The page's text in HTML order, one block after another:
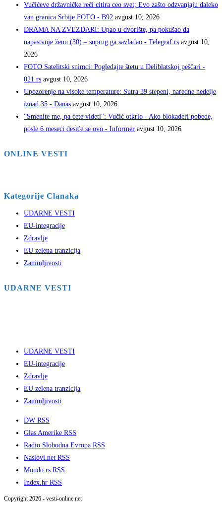
Vučićeve državničke reči citira ceo svet; Evo zašto odzvanjaju daleko
van granica Srbije FOTO - B92 avgust 10, 2026
DRAMA NA ZVEZDARI: Upao u dvorište, pa pokušao da
napastvuje ženu (30) – suprug ga savladao - Telegraf.rs avgust 10,
2026
FOTO Satelitski snimci: Pogledajte štetu u Deliblatskoj peščari -
021.rs avgust 10, 2026
Upozorenje na visoke temperature: Sutra 39 stepeni, naredne nedelje
iznad 35 - Danas avgust 10, 2026
"Smenite me, pa ćete videti": Vučić otkrio - Ako blokaderi pobede,
posle 6 meseci desiće se ovo - Informer avgust 10, 2026
ONLINE VESTI
Kategorije Clanaka
UDARNE VESTI
EU-integracije
Zdravlje
EU zelena tranzicija
Zanimljivosti
UDARNE VESTI
UDARNE VESTI
EU-integracije
Zdravlje
EU zelena tranzicija
Zanimljivosti
DW RSS
Glas Amerike RSS
Radio Slobodna Evropa RSS
Naslovi.net RSS
Mondo.rs RSS
Index.hr RSS
Copyright 2026 - vesti-online.net